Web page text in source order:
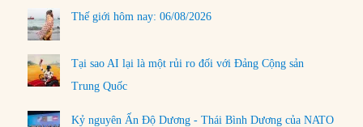
Thế giới hôm nay: 06/08/2026
Tại sao AI lại là một rủi ro đối với Đảng Cộng sản
Trung Quốc
Kỷ nguyên Ấn Độ Dương - Thái Bình Dương của NATO